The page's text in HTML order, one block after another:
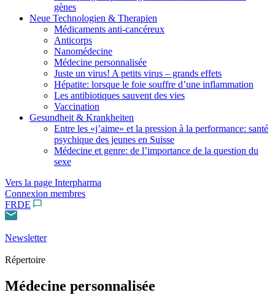
gènes
Neue Technologien & Therapien
Médicaments anti-cancéreux
Anticorps
Nanomédecine
Médecine personnalisée
Juste un virus! A petits virus – grands effets
Hépatite: lorsque le foie souffre d’une inflammation
Les antibiotiques sauvent des vies
Vaccination
Gesundheit & Krankheiten
Entre les «j’aime» et la pression à la performance: santé
psychique des jeunes en Suisse
Médecine et genre: de l’importance de la question du
sexe
Vers la page Interpharma
Connexion membres
FRDE
Newsletter
Répertoire
Médecine personnalisée